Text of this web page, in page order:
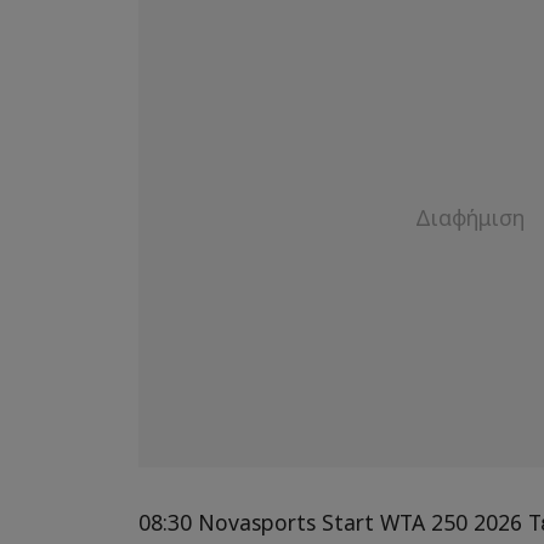
08:30 Novasports Start WTA 250 2026